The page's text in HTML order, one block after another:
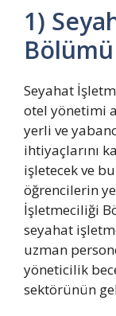
1)
Seyahat
otel yönetimi
yerli ve
ihtiyaçlarını
işletecek ve
öğrencilerin
İşletmeciliği
seyahat
uzman
yöneticilik
sektörünün